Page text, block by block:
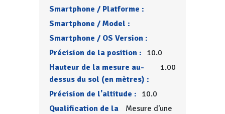
Smartphone / Platforme :
Smartphone / Model :
Smartphone / OS Version :
Précision de la position : 10.0
Hauteur de la mesure au-
dessus du sol (en mètres) :
1.00
Précision de l'altitude : 10.0
Qualification de la
Mesure d'une